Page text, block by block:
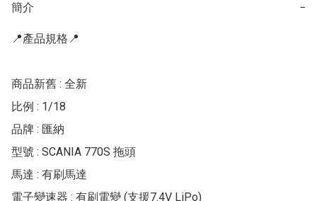
簡介 −
📍產品規格📍
商品新舊 : 全新
比例 : 1/18
品牌 : 匯納
型號 : SCANIA 770S 拖頭
馬達 : 有刷馬達
電子變速器 : 有刷電變 (支援7.4V LiPo)